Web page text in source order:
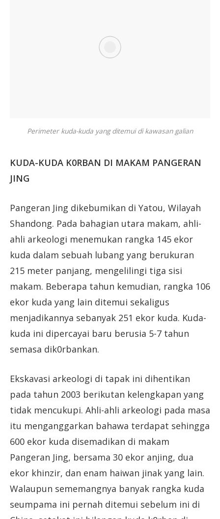
Perimeter kuda-kuda yang ditemui di kawasan galian
KUDA-KUDA K0RBAN DI MAKAM PANGERAN
JING
Pangeran Jing dikebumikan di Yatou, Wilayah
Shandong. Pada bahagian utara makam, ahli-
ahli arkeologi menemukan rangka 145 ekor
kuda dalam sebuah lubang yang berukuran
215 meter panjang, mengelilingi tiga sisi
makam. Beberapa tahun kemudian, rangka 106
ekor kuda yang lain ditemui sekaligus
menjadikannya sebanyak 251 ekor kuda. Kuda-
kuda ini dipercayai baru berusia 5-7 tahun
semasa dik0rbankan.
Ekskavasi arkeologi di tapak ini dihentikan
pada tahun 2003 berikutan kelengkapan yang
tidak mencukupi. Ahli-ahli arkeologi pada masa
itu menganggarkan bahawa terdapat sehingga
600 ekor kuda disemadikan di makam
Pangeran Jing, bersama 30 ekor anjing, dua
ekor khinzir, dan enam haiwan jinak yang lain.
Walaupun sememangnya banyak rangka kuda
seumpama ini pernah ditemui sebelum ini di